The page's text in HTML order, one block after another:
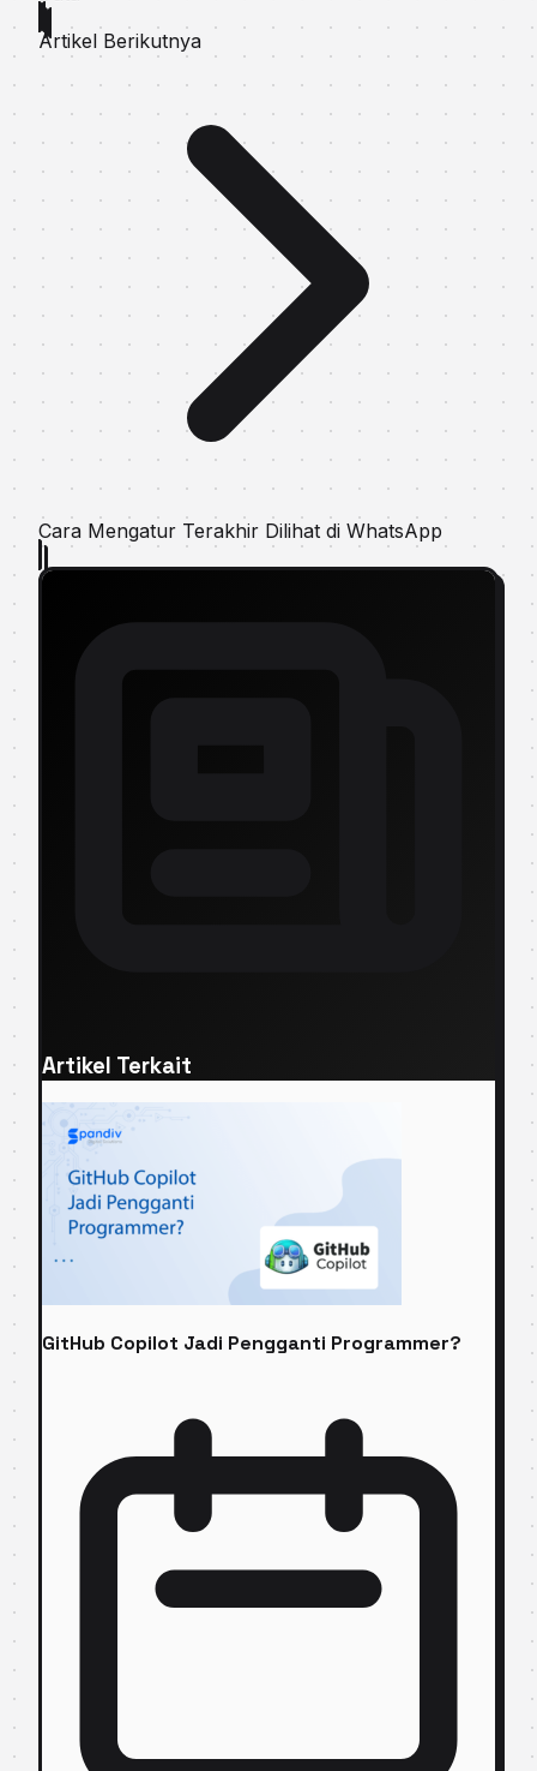
Artikel Berikutnya
Cara Mengatur Terakhir Dilihat di WhatsApp
Artikel Terkait
GitHub Copilot Jadi Pengganti Programmer?